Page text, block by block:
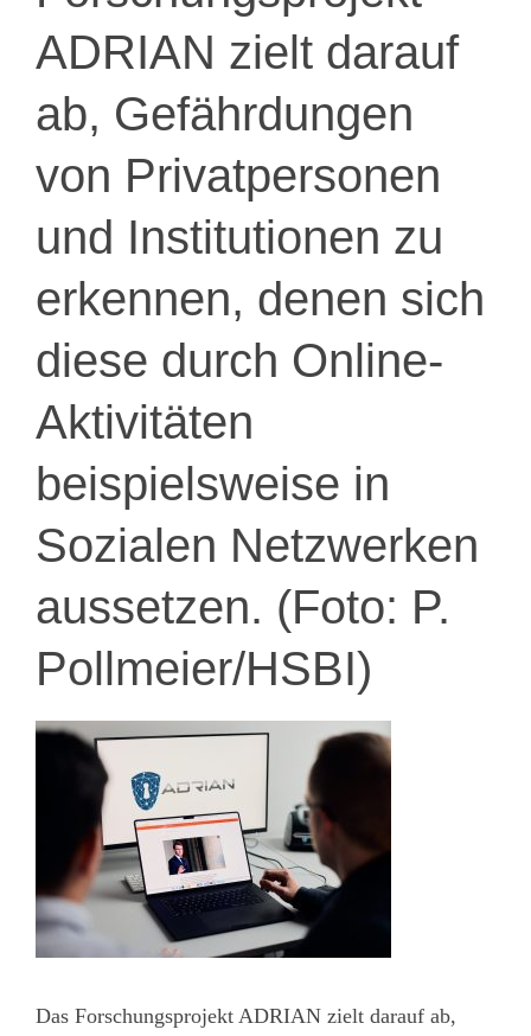
ADRIAN zielt darauf
ab, Gefährdungen
von Privatpersonen
und Institutionen zu
erkennen, denen sich
diese durch Online-
Aktivitäten
beispielsweise in
Sozialen Netzwerken
aussetzen. (Foto: P.
Pollmeier/HSBI)
Das Forschungsprojekt ADRIAN zielt darauf ab,